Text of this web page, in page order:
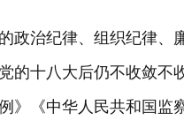
政治纪律、组织纪律
的十八大后仍不收敛
》《中华人民共和国